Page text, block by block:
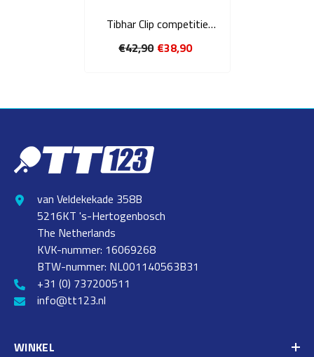
Tibhar Clip competitie
netpost - blauwzwart
€42,90 €38,90
van Veldekekade 358B
5216KT 's-Hertogenbosch
The Netherlands
KVK-nummer: 16069268
BTW-nummer: NL001140563B31
+31 (0) 737200511
info@tt123.nl
WINKEL